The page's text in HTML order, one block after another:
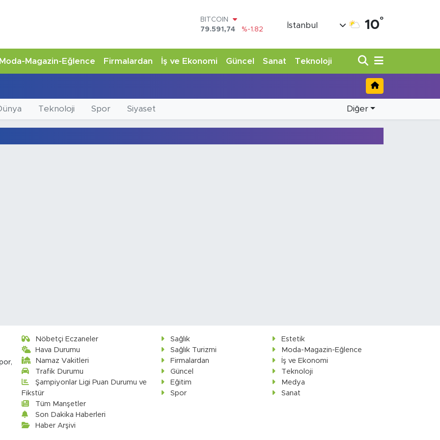
BITCOIN
79.591,74
%-1.82
45,43620
%0.02
EURO
G.ALTIN
14.598,00
%0
İstanbul 10°
Moda-Magazin-Eğlence Firmalardan İş ve Ekonomi Güncel Sanat Teknoloji
Teknoloji Spor Siyaset Diğer
Nöbetçi Eczaneler
Hava Durumu
Namaz Vakitleri
Trafik Durumu
Şampiyonlar Ligi Puan Durumu ve
Fikstür
Tüm Manşetler
Son Dakika Haberleri
Haber Arşivi
Sağlık
Estetik
Sağlık Turizmi
Moda-Magazin-Eğlence
Firmalardan
İş ve Ekonomi
Güncel
Teknoloji
Eğitim
Medya
Spor
Sanat